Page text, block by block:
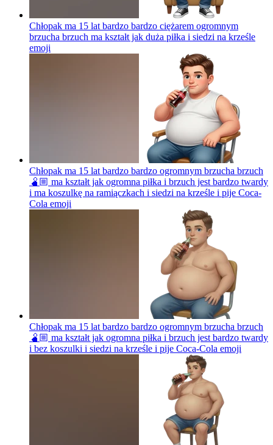
Chłopak ma 15 lat bardzo bardzo ciężarem ogromnym
brzucha brzuch ma kształt jak duża piłka i siedzi na krześle
emoji
Chłopak ma 15 lat bardzo bardzo ogromnym brzucha brzuch
🫄🏼 ma kształt jak ogromna piłka i brzuch jest bardzo twardy
i ma koszulkę na ramiączkach i siedzi na krześle i pije Coca-
Cola emoji
Chłopak ma 15 lat bardzo bardzo ogromnym brzucha brzuch
🫄🏼 ma kształt jak ogromna piłka i brzuch jest bardzo twardy
i bez koszulki i siedzi na krześle i pije Coca-Cola emoji